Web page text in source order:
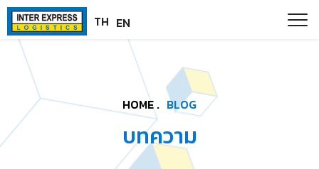
Paste this code as high in the of the page as possible:
TH EN
HOME . BLOG
บทความ